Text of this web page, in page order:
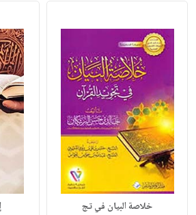
خلاصة البيان في تج